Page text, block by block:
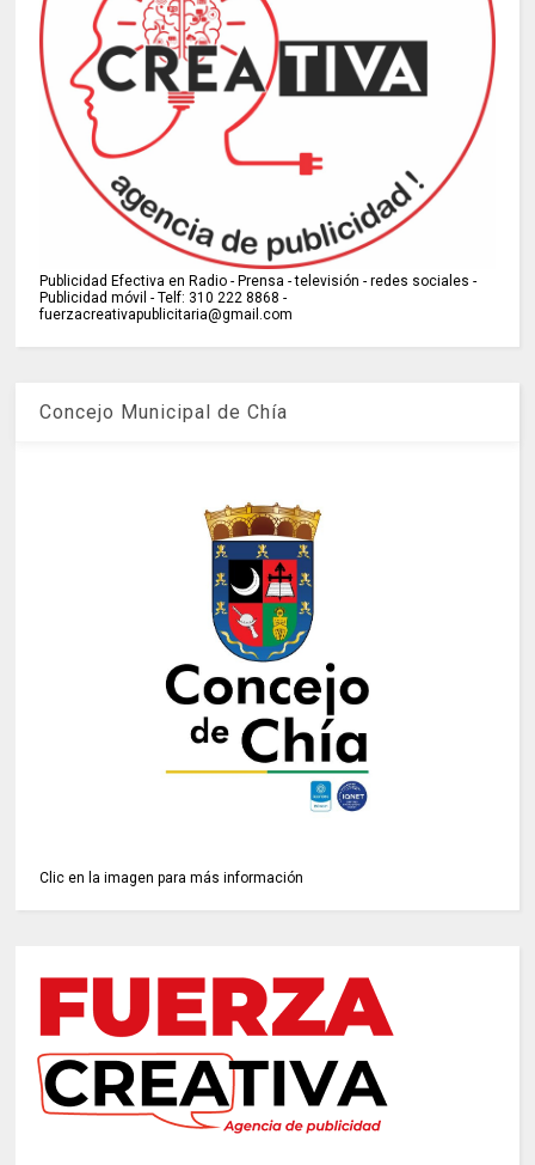
Publicidad Efectiva en Radio - Prensa - televisión - redes sociales -
Publicidad móvil - Telf: 310 222 8868 -
fuerzacreativapublicitaria@gmail.com
Concejo Municipal de Chía
Clic en la imagen para más información